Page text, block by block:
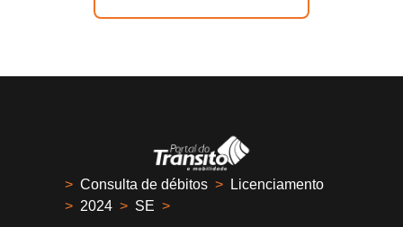
> Consulta de débitos >
Licenciamento
> 2024 > SE >